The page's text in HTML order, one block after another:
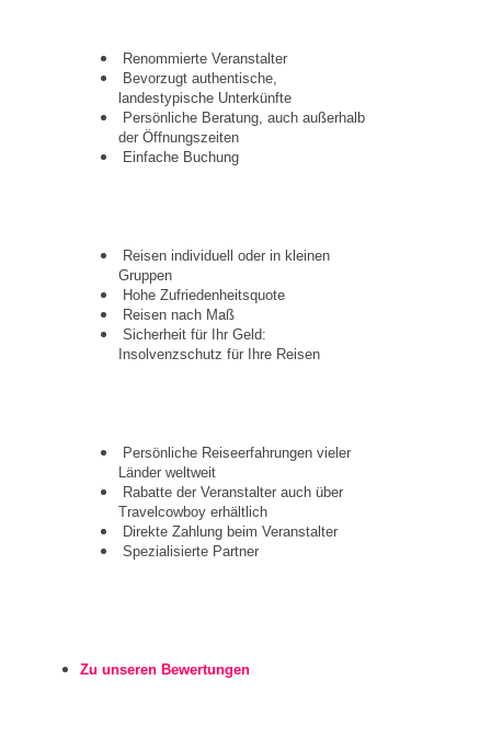
Renommierte Veranstalter
Bevorzugt authentische,
landestypische Unterkünfte
Persönliche Beratung, auch außerhalb
der Öffnungszeiten
Einfache Buchung
Reisen individuell oder in kleinen
Gruppen
Hohe Zufriedenheitsquote
Reisen nach Maß
Sicherheit für Ihr Geld:
Insolvenzschutz für Ihre Reisen
Persönliche Reiseerfahrungen vieler
Länder weltweit
Rabatte der Veranstalter auch über
Travelcowboy erhältlich
Direkte Zahlung beim Veranstalter
Spezialisierte Partner
Zu unseren Bewertungen